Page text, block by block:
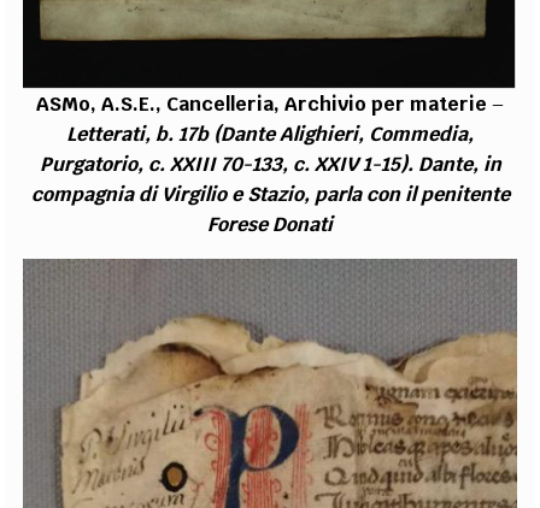
ASMo, A.S.E., Cancelleria, Archivio per materie –
Letterati, b. 17b (Dante Alighieri, Commedia,
Purgatorio, c. XXIII 70-133, c. XXIV 1-15). Dante, in
compagnia di Virgilio e Stazio, parla con il penitente
Forese Donati